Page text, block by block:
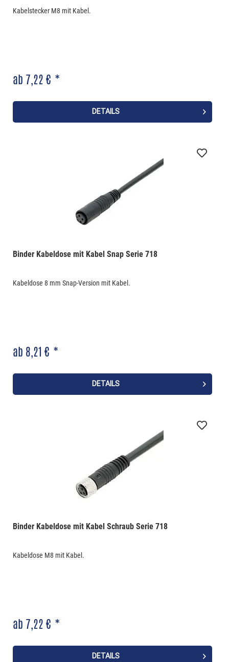
Kabelstecker M8 mit Kabel.
ab 7,22 € *
DETAILS
Binder Kabeldose mit Kabel Snap Serie 718
Kabeldose 8 mm Snap-Version mit Kabel.
ab 8,21 € *
DETAILS
Binder Kabeldose mit Kabel Schraub Serie 718
Kabeldose M8 mit Kabel.
ab 7,22 € *
DETAILS